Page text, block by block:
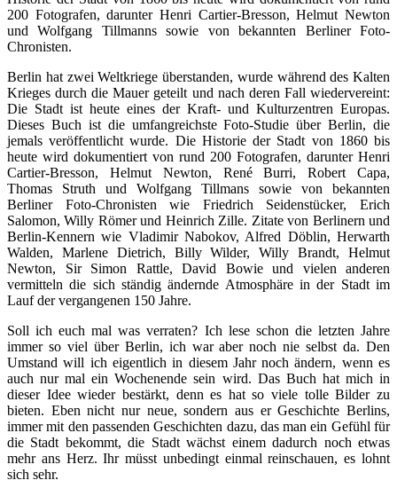
200 Fotografen, darunter Henri Cartier-Bresson, Helmut Newton
und Wolfgang Tillmanns sowie von bekannten Berliner Foto-
Chronisten.
Berlin hat zwei Weltkriege überstanden, wurde während des Kalten
Krieges durch die Mauer geteilt und nach deren Fall wiedervereint:
Die Stadt ist heute eines der Kraft- und Kulturzentren Europas.
Dieses Buch ist die umfangreichste Foto-Studie über Berlin, die
jemals veröffentlicht wurde. Die Historie der Stadt von 1860 bis
heute wird dokumentiert von rund 200 Fotografen, darunter Henri
Cartier-Bresson, Helmut Newton, René Burri, Robert Capa,
Thomas Struth und Wolfgang Tillmans sowie von bekannten
Berliner Foto-Chronisten wie Friedrich Seidenstücker, Erich
Salomon, Willy Römer und Heinrich Zille. Zitate von Berlinern und
Berlin-Kennern wie Vladimir Nabokov, Alfred Döblin, Herwarth
Walden, Marlene Dietrich, Billy Wilder, Willy Brandt, Helmut
Newton, Sir Simon Rattle, David Bowie und vielen anderen
vermitteln die sich ständig ändernde Atmosphäre in der Stadt im
Lauf der vergangenen 150 Jahre.
Soll ich euch mal was verraten? Ich lese schon die letzten Jahre
immer so viel über Berlin, ich war aber noch nie selbst da. Den
Umstand will ich eigentlich in diesem Jahr noch ändern, wenn es
auch nur mal ein Wochenende sein wird. Das Buch hat mich in
dieser Idee wieder bestärkt, denn es hat so viele tolle Bilder zu
bieten. Eben nicht nur neue, sondern aus er Geschichte Berlins,
immer mit den passenden Geschichten dazu, das man ein Gefühl für
die Stadt bekommt, die Stadt wächst einem dadurch noch etwas
mehr ans Herz. Ihr müsst unbedingt einmal reinschauen, es lohnt
sich sehr.